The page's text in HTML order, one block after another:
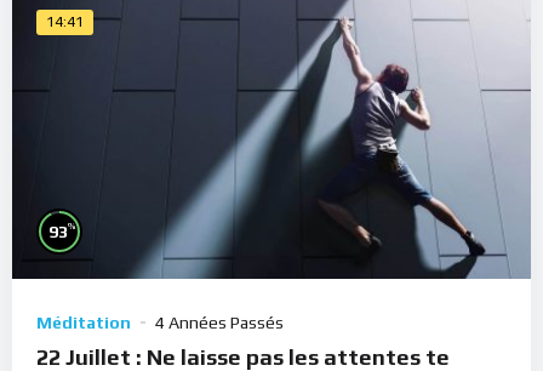
14:41
93%
Méditation 4 Années Passés
22 Juillet : Ne laisse pas les attentes te